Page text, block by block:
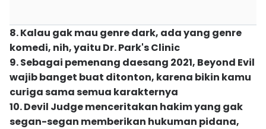
8. Kalau gak mau genre dark, ada yang genre
komedi, nih, yaitu Dr. Park's Clinic
9. Sebagai pemenang daesang 2021, Beyond Evil
wajib banget buat ditonton, karena bikin kamu
curiga sama semua karakternya
10. Devil Judge menceritakan hakim yang gak
segan-segan memberikan hukuman pidana,